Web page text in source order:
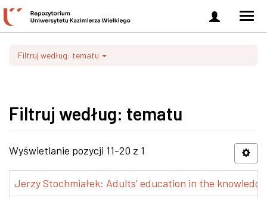
Zaloguj
się
Filtruj według: tematu
Filtruj według: tematu
Wyświetlanie pozycji 11-20 z 1
Jerzy Stochmiałek: Adults’ education in the